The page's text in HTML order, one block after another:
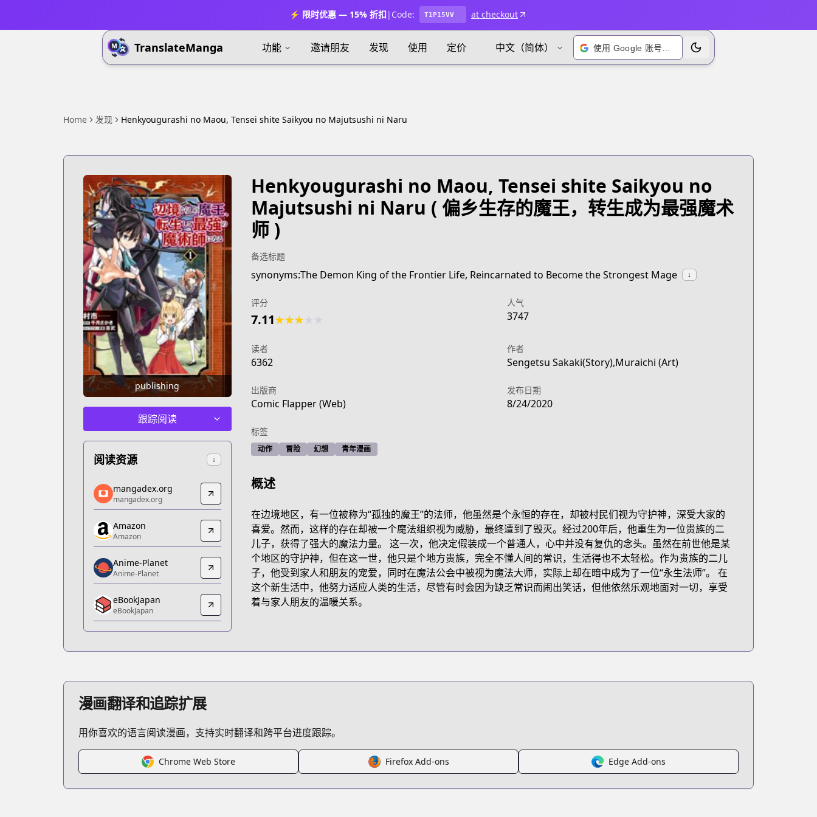
⚡ 限时优惠 — 15% 折扣 | Code: T1P15VV at checkout
TranslateManga 功能 邀请朋友 发现 使用 定价 中文（简体） 切换主题
Home 发现 Henkyougurashi no Maou, Tensei shite Saikyou no Majutsushi ni Naru
publishing
跟踪阅读
阅读资源 ↓
mangadex.org
mangadex.org
https://mangadex.org/title/032f800d-d632-4442-8830-d037d616ead4
Amazon
Amazon
https://www.amazon.co.jp/dp/B099J5XY8H
Anime-Planet
Anime-Planet
https://www.anime-planet.com/manga/henkyou-gurashi-no-maou-tensei-shite-saikyou-no-majutsushi-ni-naru
eBookJapan
eBookJapan
Kitsu
https://kitsu.app/manga/57955
CDJapan
https://www.anime-planet.com/manga/https://www.cdjapan.co.jp/searchuni?fq.category=UD:14&q=辺境ぐらしの魔王、転生して最強の魔術師になる
MangaUpdates
mangadex.org
mangadex.org
Amazon
Amazon
Anime-Planet
Anime-Planet
eBookJapan
eBookJapan
Henkyougurashi no Maou, Tensei shite Saikyou no
Majutsushi ni Naru ( 偏乡生存的魔王，转生成为最强魔术
师 )
备选标题
synonyms:The Demon King of the Frontier Life, Reincarnated to Become the Strongest Mage ↓
评分
7.11★★★
人气
3747
读者
6362
作者
Sengetsu Sakaki(Story),Muraichi (Art)
出版商
Comic Flapper (Web)
发布日期
8/24/2020
标签
动作 冒险 幻想 青年漫画
概述
在边境地区，有一位被称为“孤独的魔王”的法师，他虽然是个永恒的存在，却被村民们视为守护神，深受大家的
喜爱。然而，这样的存在却被一个魔法组织视为威胁，最终遭到了毁灭。经过200年后，他重生为一位贵族的二
儿子，获得了强大的魔法力量。 这一次，他决定假装成一个普通人，心中并没有复仇的念头。虽然在前世他是某
个地区的守护神，但在这一世，他只是个地方贵族，完全不懂人间的常识，生活得也不太轻松。作为贵族的二儿
子，他受到家人和朋友的宠爱，同时在魔法公会中被视为魔法大师，实际上却在暗中成为了一位“永生法师”。 在
这个新生活中，他努力适应人类的生活，尽管有时会因为缺乏常识而闹出笑话，但他依然乐观地面对一切，享受
着与家人朋友的温暖关系。
漫画翻译和追踪扩展
用你喜欢的语言阅读漫画，支持实时翻译和跨平台进度跟踪。
Chrome Web Store Firefox Add-ons Edge Add-ons